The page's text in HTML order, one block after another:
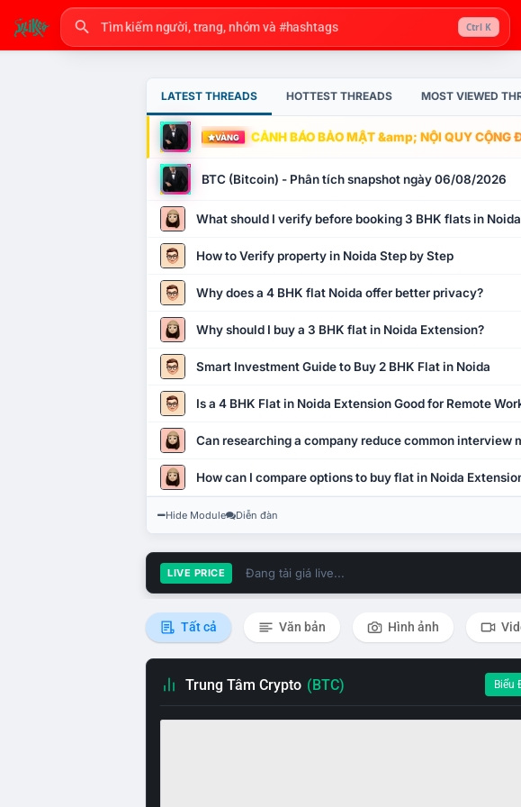
Ctrl K
LATEST THREADS HOTTEST THREADS MOST VIEWED
VÀNG CẢNH BÁO BẢO MẬT &amp; NỘI QUY CỘNG
BTC (Bitcoin) - Phân tích snapshot ngày 06/08/2026
What should I verify before booking 3 BHK flats in
How to Verify property in Noida Step by Step
Why does a 4 BHK flat Noida offer better privacy?
Why should I buy a 3 BHK flat in Noida Extension?
Smart Investment Guide to Buy 2 BHK Flat in Noida
Is a 4 BHK Flat in Noida Extension Good for Remote
Can researching a company reduce common interview
How can I compare options to buy flat in Noida
Hide Module Diễn đàn
LIVE PRICE Đang tải giá live...
Tất cả Văn bản Hình ảnh
Trung Tâm Crypto (BTC) Biểu